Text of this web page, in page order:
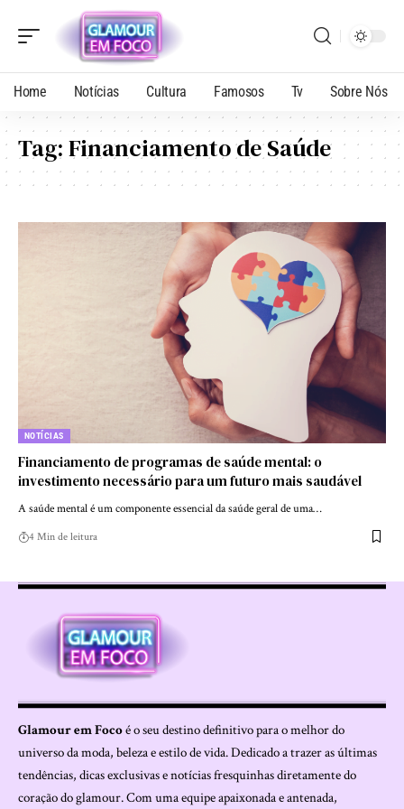
Home Notícias Cultura Famosos Tv Sobre Nós
Tag:Financiamento de Saúde
NOTÍCIAS
Financiamento de programas de saúde mental: o
investimento necessário para um futuro mais saudável
A saúde mental é um componente essencial da saúde geral de uma…
4 Min de leitura
Glamour em Focoé o seu destino definitivo para o melhor do
universo da moda, beleza e estilo de vida. Dedicado a trazer as últimas
tendências, dicas exclusivas e notícias fresquinhas diretamente do
coração do glamour. Com uma equipe apaixonada e antenada,